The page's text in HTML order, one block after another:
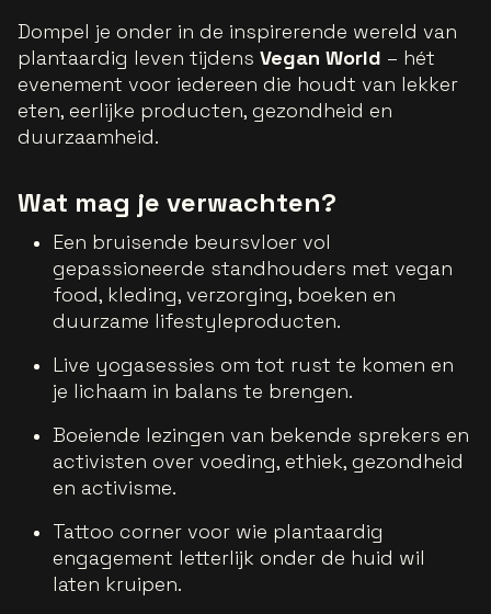
Dompel je onder in de inspirerende wereld van
plantaardig leven tijdens Vegan World – hét
evenement voor iedereen die houdt van lekker
eten, eerlijke producten, gezondheid en
duurzaamheid.
Wat mag je verwachten?
Een bruisende beursvloer vol
gepassioneerde standhouders met vegan
food, kleding, verzorging, boeken en
duurzame lifestyleproducten.
Live yogasessies om tot rust te komen en
je lichaam in balans te brengen.
Boeiende lezingen van bekende sprekers en
activisten over voeding, ethiek, gezondheid
en activisme.
Tattoo corner voor wie plantaardig
engagement letterlijk onder de huid wil
laten kruipen.